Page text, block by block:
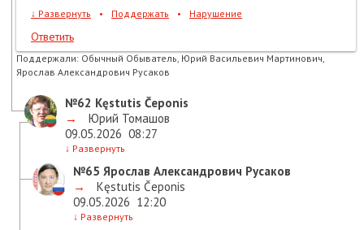
↓ Развернуть • Поддержать • Нарушение
Ответить
Поддержали: Обычный Обыватель, Юрий Васильевич Мартинович,
Ярослав Александрович Русаков
№62 Kęstutis Čeponis
→
Юрий Томашов
09.05.2026 08:27
↓ Развернуть
№65 Ярослав Александрович Русаков
→
Kęstutis Čeponis
09.05.2026 12:20
↓ Развернуть